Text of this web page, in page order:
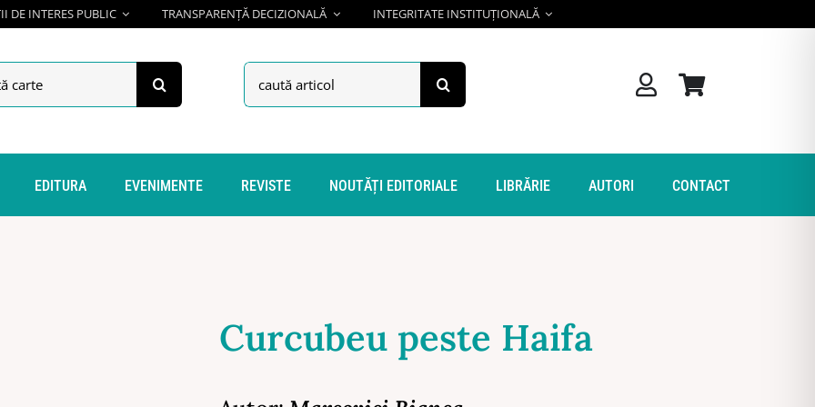
DE INTERES PUBLIC TRANSPARENȚĂ DECIZIONALĂ INTEGRITATE INSTITUȚIONALĂ
Search
for:
EDITURA EVENIMENTE REVISTE NOUTĂȚI EDITORIALE LIBRĂRIE AUTORI CONTACT
Curcubeu peste Haifa